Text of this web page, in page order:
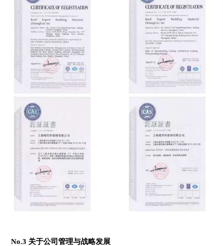
No.3 关于公司管理与战略发展